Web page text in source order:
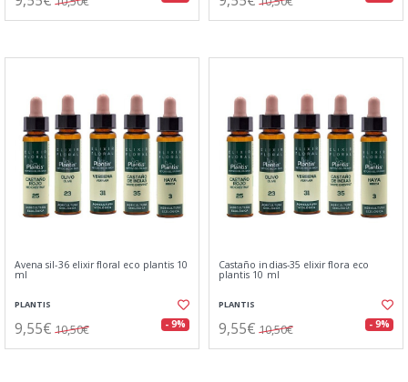
Avena sil-36 elixir floral eco plantis 10
ml
PLANTIS
9,55€ 10,50€ - 9%
Castaño indias-35 elixir flora eco
plantis 10 ml
PLANTIS
9,55€ 10,50€ - 9%